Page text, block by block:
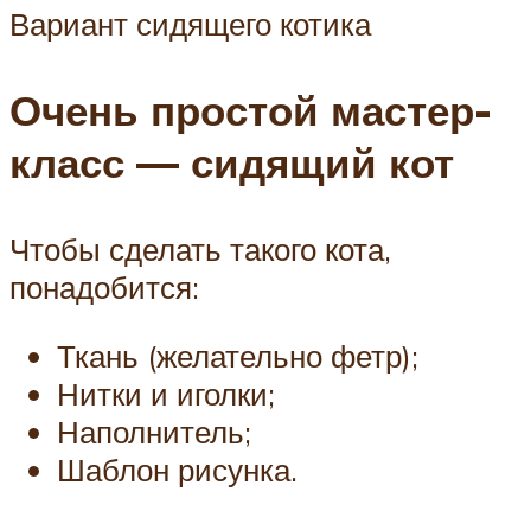
Вариант сидящего котика
Очень простой мастер-
класс — сидящий кот
Чтобы сделать такого кота,
понадобится:
Ткань (желательно фетр);
Нитки и иголки;
Наполнитель;
Шаблон рисунка.